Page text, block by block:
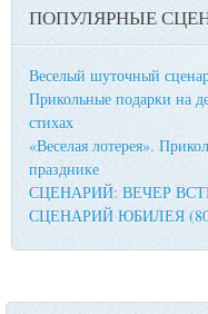
ПОПУЛЯРНЫЕ
Веселый шуточный
Прикольные подарки на
стихах
«Веселая лотерея».
празднике
СЦЕНАРИЙ: ВЕЧЕР
СЦЕНАРИЙ ЮБИЛЕЯ (80-